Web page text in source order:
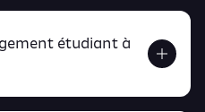
étudiant à